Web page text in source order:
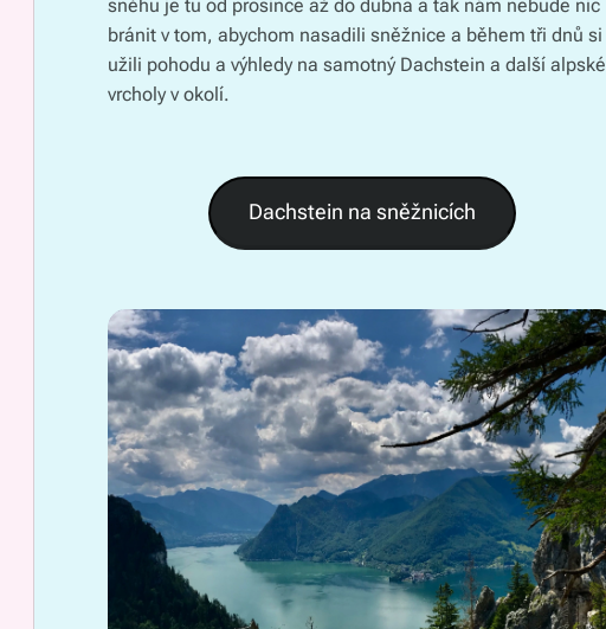
sněhu je tu od prosince až do dubna a tak nám nebude nic
bránit v tom, abychom nasadili sněžnice a během tři dnů si
užili pohodu a výhledy na samotný Dachstein a další alpské
vrcholy v okolí.
Dachstein na sněžnicích